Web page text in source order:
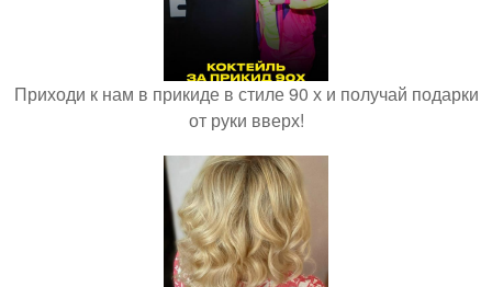
Приходи к нам в прикиде в стиле 90 х и получай подарки
от руки вверх!